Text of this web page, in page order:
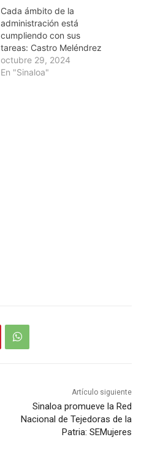
Cada ámbito de la
administración está
cumpliendo con sus
tareas: Castro Meléndrez
octubre 29, 2024
En "Sinaloa"
Artículo siguiente
Sinaloa promueve la Red
Nacional de Tejedoras de la
Patria: SEMujeres